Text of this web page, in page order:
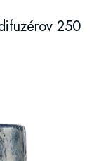
250